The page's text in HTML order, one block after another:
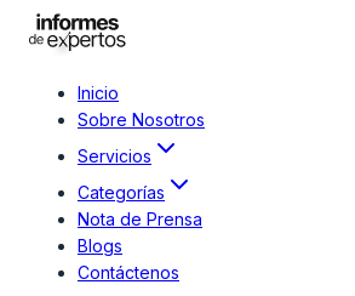
Inicio
Sobre Nosotros
Servicios
Categorías
Nota de Prensa
Blogs
Contáctenos